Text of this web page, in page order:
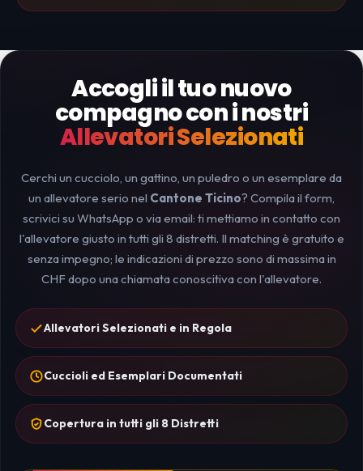
Accogli il tuo nuovo
compagno con i nostri
Allevatori Selezionati
Cerchi un cucciolo, un gattino, un puledro o un esemplare da
un allevatore serio nel Cantone Ticino? Compila il form,
scrivici su WhatsApp o via email: ti mettiamo in contatto con
l'allevatore giusto in tutti gli 8 distretti. Il matching è gratuito e
senza impegno; le indicazioni di prezzo sono di massima in
CHF dopo una chiamata conoscitiva con l'allevatore.
Allevatori Selezionati e in Regola
Cuccioli ed Esemplari Documentati
Copertura in tutti gli 8 Distretti